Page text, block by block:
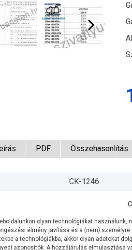
PDF Összehasonlítás
CK-1246
550W
120 liter/perc
olyan technológiákat használunk,
élmény javítása és a (nem)
a technológiákba, akkor olyan adatokat
azonosítók. A hozzájárulás elmulasztása